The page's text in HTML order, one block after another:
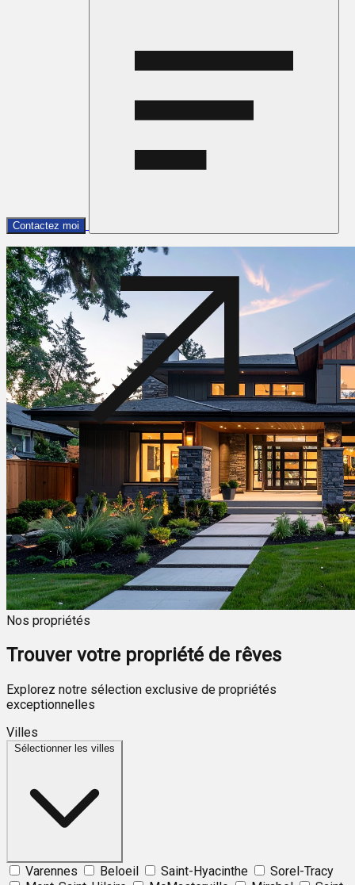
Contactez moi
Nos propriétés
Trouver votre propriété de rêves
Explorez notre sélection exclusive de propriétés
exceptionnelles
Villes
Sélectionner les villes
Varennes Beloeil Saint-Hyacinthe
Sorel-Tracy